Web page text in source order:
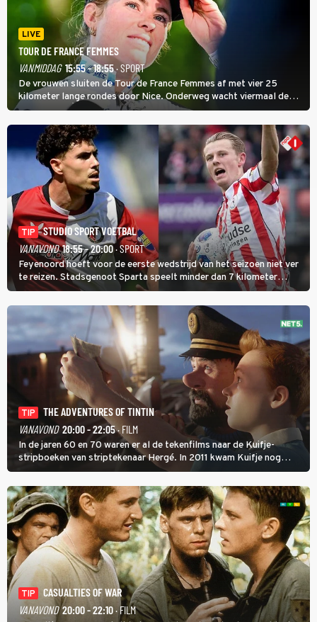
LIVE
TOUR DE FRANCE FEMMES
VANMIDDAG 15:55 - 18:55· SPORT
De vrouwen sluiten de Tour de France Femmes af met vier 25
kilometer lange rondes door Nice. Onderweg wacht viermaal de
zware Col d'Èze. Aan de finish op de Promenade des Anglais krijgt
de eindwinnaar de laatste gele trui.
TIP
STUDIO SPORT VOETBAL
VANAVOND 18:55 - 20:00· SPORT
Feyenoord hoeft voor de eerste wedstrijd van het seizoen niet ver
te reizen. Stadsgenoot Sparta speelt minder dan 7 kilometer
verderop. Feyenoord trok de Spaanse spits Nacho Ferri aan van
KVC Westerlo uit België.
TIP
THE ADVENTURES OF TINTIN
VANAVOND 20:00 - 22:05· FILM
In de jaren 60 en 70 waren er al de tekenfilms naar de Kuifje-
stripboeken van striptekenaar Hergé. In 2011 kwam Kuifje nog
meer tot leven in The Adventures of Tintin van Steven Spielberg.
TIP
CASUALTIES OF WAR
VANAVOND 20:00 - 22:10· FILM